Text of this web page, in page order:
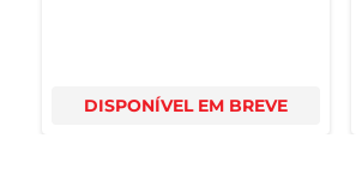
DISPONÍVEL EM BREVE